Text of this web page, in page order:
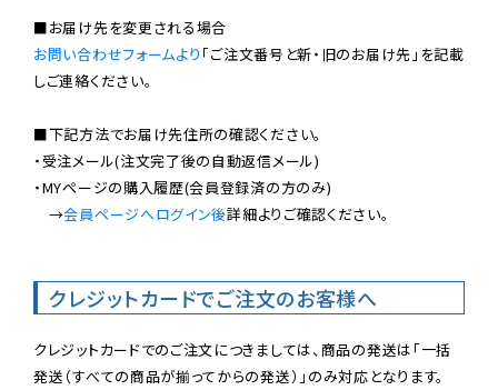
お問い合わせフォームより 「ご注文番号と新・旧のお届け先」を記載
しご連絡ください。
■下記方法でお届け先住所の確認ください。
・受注メール(注文完了後の自動返信メール)
・MYページの購入履歴(会員登録済の方のみ)
→会員ページへログイン後詳細よりご確認ください。
クレジットカードでご注文のお客様へ
クレジットカードでのご注文につきましては、商品の発送は「一括
発送（すべての商品が揃ってからの発送）」のみ対応となります。